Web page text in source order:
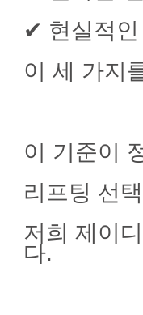
✔ 현실적인
이 세 가지
이 기준이
리프팅 선
저희 제이
다.